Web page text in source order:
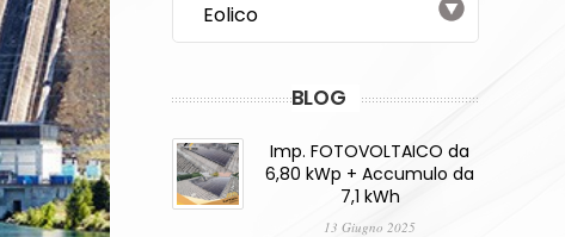
Eolico
BLOG
Imp. FOTOVOLTAICO da
6,80 kWp + Accumulo da
7,1 kWh
13 Giugno 2025